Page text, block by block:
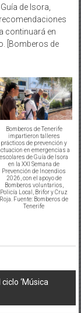
de Isora,
continuará en
[Bomberos de
Bomberos de Tenerife
impartieron talleres
prácticos de prevención y
en emergencias a
escolares de Guía de Isora
en la XXI Semana de
Prevención de Incendios
2026, con el apoyo de
Bomberos voluntarios,
Policía Local, Brifor y Cruz
Roja. Fuente: Bomberos de
Tenerife
‘Música